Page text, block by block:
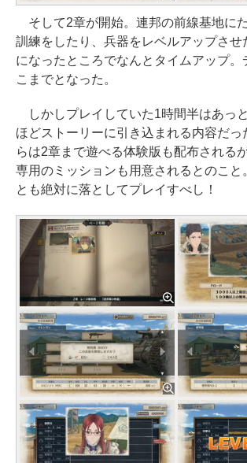
そして2章が開始。連邦の前線基地にた
訓練をしたり、兵器をレベルアップさせ
になったところでなんとタイムアップ。
こまでとなった。
しかしプレイしていた1時間半はあっ
ほどストーリーに引き込まれる内容だっ
らは2章まで遊べる体験版も配布される
専用のミッションも用意されるとのこと
とも絶対に落としてプレイすべし！